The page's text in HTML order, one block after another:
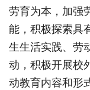
劳育为本，加强
能，积极探索具
生生活实践、劳
动，积极开展校
动教育内容和形